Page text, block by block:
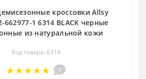
кроссовки Allsy
662977-1 6314 BLACK черные
из натуральной кожи
Код товара: 6314
1